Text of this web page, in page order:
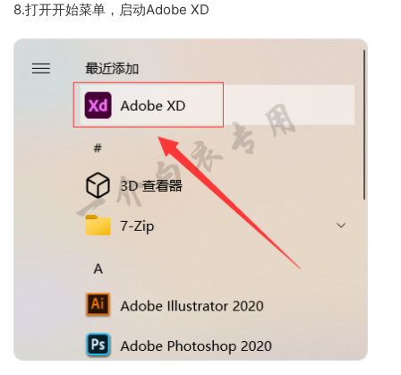
8.打开开始菜单，启动Adobe XD